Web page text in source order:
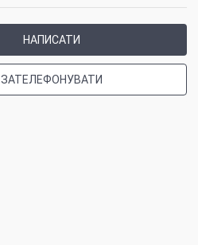
НАПИСАТИ
ЗАТЕЛЕФОНУВАТИ